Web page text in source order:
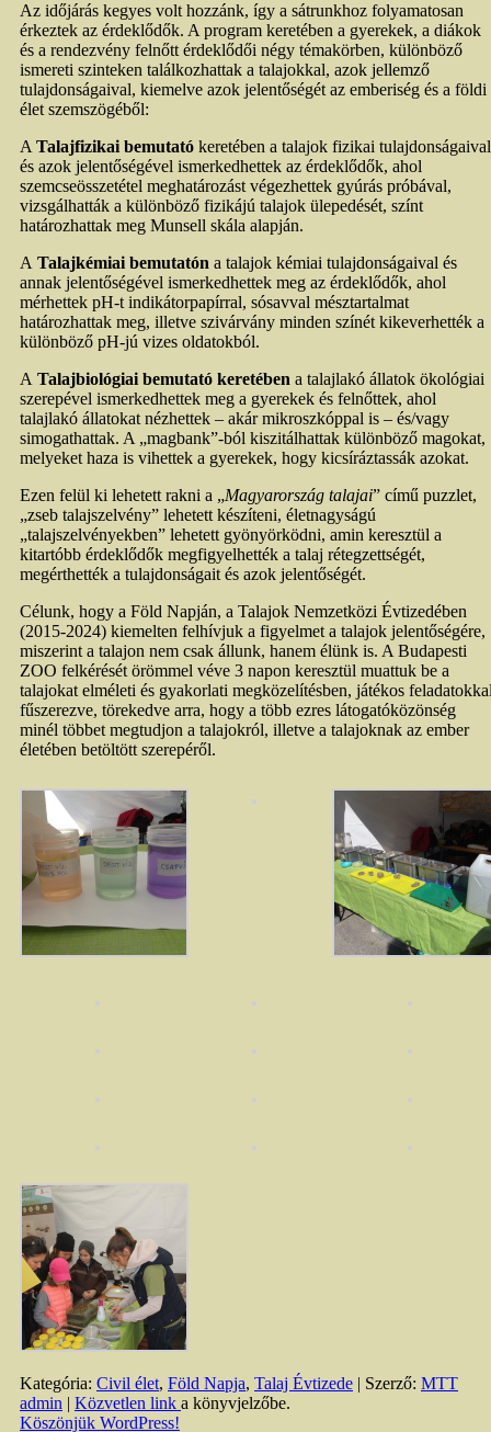
Az időjárás kegyes volt hozzánk, így a sátrunkhoz folyamatosan
érkeztek az érdeklődők. A program keretében a gyerekek, a diákok
és a rendezvény felnőtt érdeklődői négy témakörben, különböző
ismereti szinteken találkozhattak a talajokkal, azok jellemző
tulajdonságaival, kiemelve azok jelentőségét az emberiség és a földi
élet szemszögéből:
ATalajfizikai bemutató keretében a talajok fizikai tulajdonságaival
és azok jelentőségével ismerkedhettek az érdeklődők, ahol
szemcseösszetétel meghatározást végezhettek gyúrás próbával,
vizsgálhatták a különböző fizikájú talajok ülepedését, színt
határozhattak meg Munsell skála alapján.
A Talajkémiai bemutatón a talajok kémiai tulajdonságaival és
annak jelentőségével ismerkedhettek meg az érdeklődők, ahol
mérhettek pH-t indikátorpapírral, sósavval mésztartalmat
határozhattak meg, illetve szivárvány minden színét kikeverhették a
különböző pH-jú vizes oldatokból.
A Talajbiológiai bemutató keretében a talajlakó állatok ökológiai
szerepével ismerkedhettek meg a gyerekek és felnőttek, ahol
talajlakó állatokat nézhettek – akár mikroszkóppal is – és/vagy
simogathattak. A „magbank”-ból kiszitálhattak különböző magokat,
melyeket haza is vihettek a gyerekek, hogy kicsíráztassák azokat.
Ezen felül ki lehetett rakni a „Magyarország talajai” című puzzlet,
„zseb talajszelvény” lehetett készíteni, életnagyságú
„talajszelvényekben” lehetett gyönyörködni, amin keresztül a
kitartóbb érdeklődők megfigyelhették a talaj rétegzettségét,
megérthették a tulajdonságait és azok jelentőségét.
Célunk, hogy a Föld Napján, a Talajok Nemzetközi Évtizedében
(2015-2024) kiemelten felhívjuk a figyelmet a talajok jelentőségére,
miszerint a talajon nem csak állunk, hanem élünk is. A Budapesti
ZOO felkérését örömmel véve 3 napon keresztül muattuk be a
talajokat elméleti és gyakorlati megközelítésben, játékos
fűszerezve, törekedve arra, hogy a több ezres látogatóközönség
minél többet megtudjon a talajokról, illetve a talajoknak az ember
életében betöltött szerepéről.
Kategória: Civil élet, Föld Napja, Talaj Évtizede | Szerző: MTT
admin
Közvetlen link a könyvjelzőbe.
Köszönjük WordPress!